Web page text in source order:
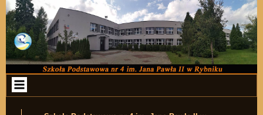
Przejdź do zawartości